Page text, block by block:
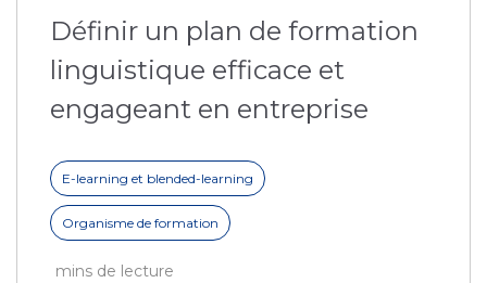
Définir un plan de formation
linguistique efficace et
engageant en entreprise
E-learning et blended-learning
Organisme de formation
mins de lecture